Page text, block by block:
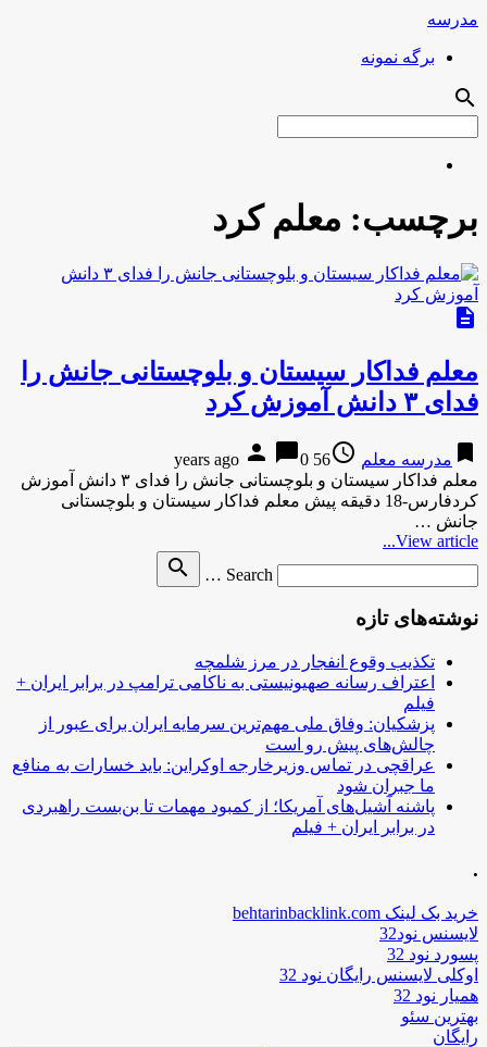
مدرسه
برگه نمونه
search
برچسب: معلم کرد
description
معلم فداکار سیستان و بلوچستانی جانش را
فدای ۳ دانش آموزش کرد
bookmark مدرسه معلم access_time
56 years ago
person chat_bubble0
معلم فداکار سیستان و بلوچستانی جانش را فدای ۳ دانش آموزش
کردفارس-18 دقیقه پیش معلم فداکار سیستان و بلوچستانی
جانش …
View article...
Search …
search
نوشته‌های تازه
تکذیب وقوع انفجار در مرز شلمچه
اعتراف رسانه صهیونیستی به ناکامی ترامپ در برابر ایران +
فیلم
پزشکیان: وفاق ملی مهم‌ترین سرمایه ایران برای عبور از
چالش‌های پیش رو است
عراقچی در تماس وزیرخارجه اوکراین: باید خسارات به منافع
ما جبران شود
پاشنه آشیل‌های آمریکا؛ از کمبود مهمات تا بن‌بست راهبردی
در برابر ایران + فیلم
.
خرید بک لینک behtarinbacklink.com
لایسنس نود32
پسورد نود 32
اوکلی لایسنس رایگان نود 32
همیار نود 32
بهترین سئو
رایگان